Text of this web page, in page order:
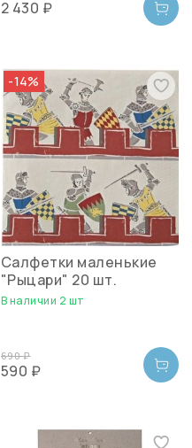
2 430 ₽
-14%
Салфетки маленькие
"Рыцари" 20 шт.
В наличии 2 шт
690 ₽
590 ₽